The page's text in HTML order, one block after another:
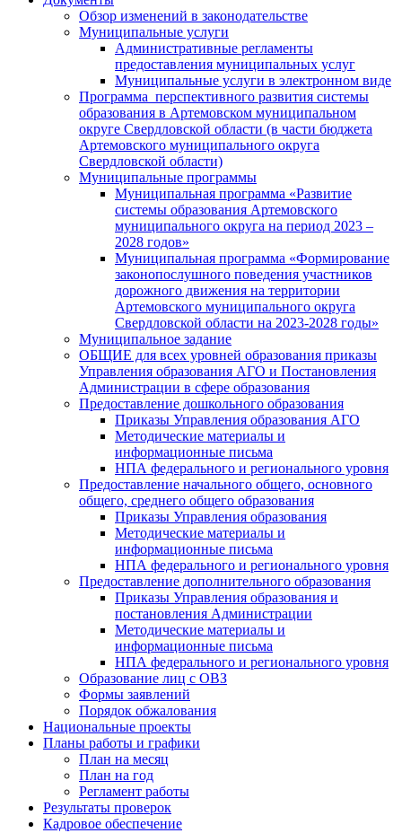
Обзор изменений в законодательстве
Муниципальные услуги
Административные регламенты
предоставления муниципальных услуг
Муниципальные услуги в электронном виде
Программа перспективного развития системы
образования в Артемовском муниципальном
округе Свердловской области (в части бюджета
Артемовского муниципального округа
Свердловской области)
Муниципальные программы
Муниципальная программа «Развитие
системы образования Артемовского
муниципального округа на период 2023 –
2028 годов»
Муниципальная программа «Формирование
законопослушного поведения участников
дорожного движения на территории
Артемовского муниципального округа
Свердловской области на 2023-2028 годы»
Муниципальное задание
ОБЩИЕ для всех уровней образования приказы
Управления образования АГО и Постановления
Администрации в сфере образования
Предоставление дошкольного образования
Приказы Управления образования АГО
Методические материалы и
информационные письма
НПА федерального и регионального уровня
Предоставление начального общего, основного
общего, среднего общего образования
Приказы Управления образования
Методические материалы и
информационные письма
НПА федерального и регионального уровня
Предоставление дополнительного образования
Приказы Управления образования и
постановления Администрации
Методические материалы и
информационные письма
НПА федерального и регионального уровня
Образование лиц с ОВЗ
Формы заявлений
Порядок обжалования
Национальные проекты
Планы работы и графики
План на месяц
План на год
Регламент работы
Результаты проверок
Кадровое обеспечение